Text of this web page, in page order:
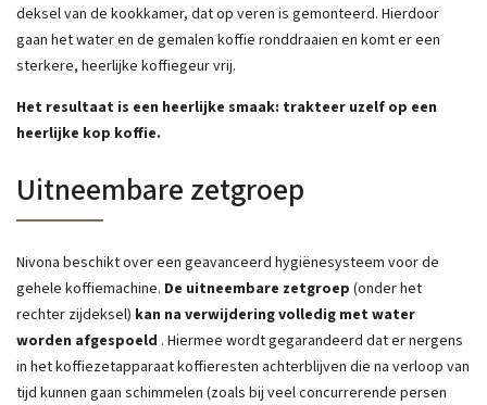
deksel van de kookkamer, dat op veren is gemonteerd. Hierdoor
gaan het water en de gemalen koffie ronddraaien en komt er een
sterkere, heerlijke koffiegeur vrij.
Het resultaat is een heerlijke smaak: trakteer uzelf op een
heerlijke kop koffie.
Uitneembare zetgroep
Nivona beschikt over een geavanceerd hygiënesysteem voor de
gehele koffiemachine. De uitneembare zetgroep (onder het
rechter zijdeksel) kan na verwijdering volledig met water
worden afgespoeld . Hiermee wordt gegarandeerd dat er nergens
in het koffiezetapparaat koffieresten achterblijven die na verloop van
tijd kunnen gaan schimmelen (zoals bij veel concurrerende persen